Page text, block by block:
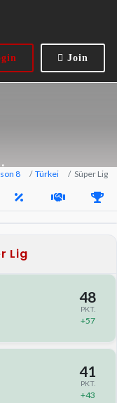
Join
8 Türkei Süper Lig
Lig
48
PKT.
+57
41
PKT.
+43